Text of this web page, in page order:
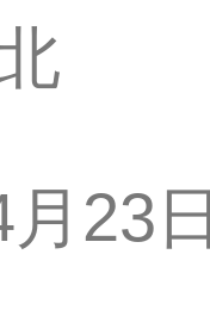
23